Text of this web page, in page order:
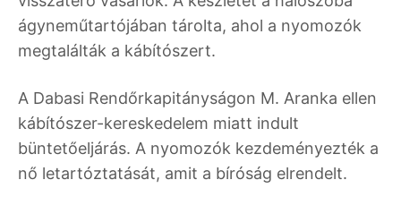
ágyneműtartójában tárolta, ahol a nyomozók
megtalálták a kábítószert.
A Dabasi Rendőrkapitányságon M. Aranka ellen
kábítószer-kereskedelem miatt indult
büntetőeljárás. A nyomozók kezdeményezték a
nő letartóztatását, amit a bíróság elrendelt.